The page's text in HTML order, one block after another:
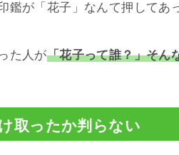
鑑が「花子」なんて押してあ
た人が「花子って誰？」そん
取ったか判らない